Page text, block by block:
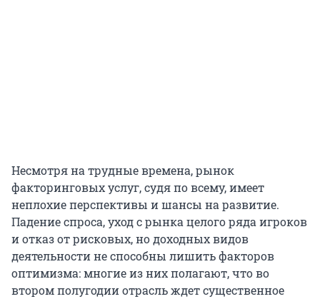
Несмотря на трудные времена, рынок
факторинговых услуг, судя по всему, имеет
неплохие перспективы и шансы на развитие.
Падение спроса, уход с рынка целого ряда игроков
и отказ от рисковых, но доходных видов
деятельности не способны лишить факторов
оптимизма: многие из них полагают, что во
втором полугодии отрасль ждет существенное